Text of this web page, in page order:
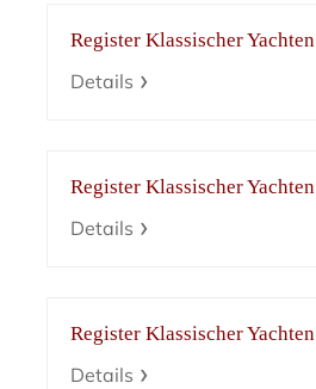
Register Klassischer Yachten
Details
Register Klassischer Yachten
Details
Register Klassischer Yachten
Details